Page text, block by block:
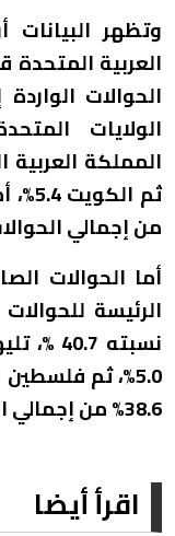
وتظهر البيانات
العربية المتحدة
من إجمالي
أما الحوالات
الرئيسة
38.6% من إجمالي الحوالات الصادرة.
اقرأ أيضا